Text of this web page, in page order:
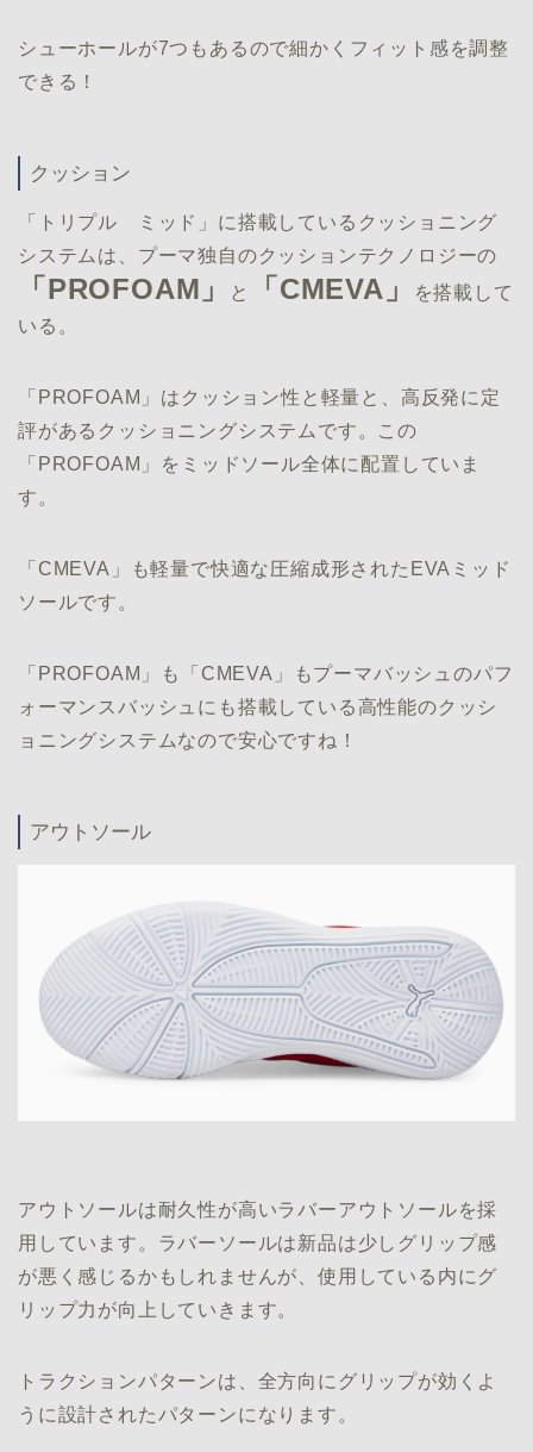
シューホールが7つもあるので細かくフィット感を調整
できる！
クッション
「トリプル ミッド」に搭載しているクッショニング
システムは、プーマ独自のクッションテクノロジーの
「PROFOAM」 と 「CMEVA」
を搭載して
いる。
「PROFOAM」はクッション性と軽量と、高反発に定
評があるクッショニングシステムです。この
「PROFOAM」をミッドソール全体に配置していま
す。
「CMEVA」も軽量で快適な圧縮成形されたEVAミッド
ソールです。
「PROFOAM」も「CMEVA」もプーマバッシュのパフ
ォーマンスバッシュにも搭載している高性能のクッシ
ョニングシステムなので安心ですね！
アウトソール
アウトソールは耐久性が高いラバーアウトソールを採
用しています。ラバーソールは新品は少しグリップ感
が悪く感じるかもしれませんが、使用している内にグ
リップ力が向上していきます。
トラクションパターンは、全方向にグリップが効くよ
うに設計されたパターンになります。